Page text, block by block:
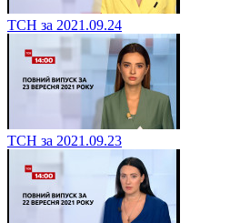
ТСН за 2021.09.24
ТСН за 2021.09.23